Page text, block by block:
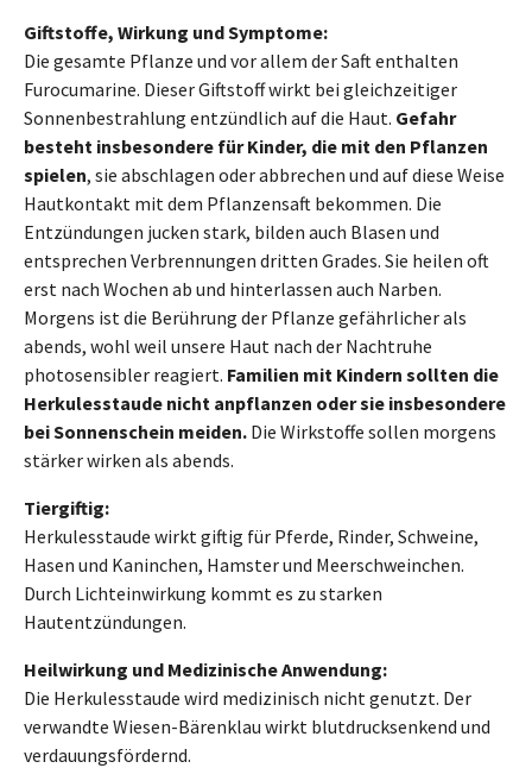
Giftstoffe, Wirkung und Symptome:
Die gesamte Pflanze und vor allem der Saft enthalten
Furocumarine. Dieser Giftstoff wirkt bei gleichzeitiger
Sonnenbestrahlung entzündlich auf die Haut. Gefahr
besteht insbesondere für Kinder, die mit den Pflanzen
spielen, sie abschlagen oder abbrechen und auf diese Weise
Hautkontakt mit dem Pflanzensaft bekommen. Die
Entzündungen jucken stark, bilden auch Blasen und
entsprechen Verbrennungen dritten Grades. Sie heilen oft
erst nach Wochen ab und hinterlassen auch Narben.
Morgens ist die Berührung der Pflanze gefährlicher als
abends, wohl weil unsere Haut nach der Nachtruhe
photosensibler reagiert. Familien mit Kindern sollten die
Herkulesstaude nicht anpflanzen oder sie insbesondere
bei Sonnenschein meiden. Die Wirkstoffe sollen morgens
stärker wirken als abends.
Tiergiftig:
Herkulesstaude wirkt giftig für Pferde, Rinder, Schweine,
Hasen und Kaninchen, Hamster und Meerschweinchen.
Durch Lichteinwirkung kommt es zu starken
Hautentzündungen.
Heilwirkung und Medizinische Anwendung:
Die Herkulesstaude wird medizinisch nicht genutzt. Der
verwandte Wiesen-Bärenklau wirkt blutdrucksenkend und
verdauungsfördernd.